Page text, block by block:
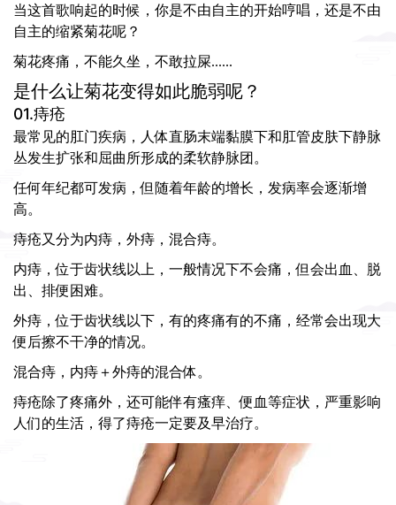
当这首歌响起的时候，你是不由自主的开始哼唱，还是不由
自主的缩紧菊花呢？
菊花疼痛，不能久坐，不敢拉屎......
是什么让菊花变得如此脆弱呢？
01.痔疮
最常见的肛门疾病，人体直肠末端黏膜下和肛管皮肤下静脉
丛发生扩张和屈曲所形成的柔软静脉团。
任何年纪都可发病，但随着年龄的增长，发病率会逐渐增
高。
痔疮又分为内痔，外痔，混合痔。
内痔，位于齿状线以上，一般情况下不会痛，但会出血、脱
出、排便困难。
外痔，位于齿状线以下，有的疼痛有的不痛，经常会出现大
便后擦不干净的情况。
混合痔，内痔＋外痔的混合体。
痔疮除了疼痛外，还可能伴有瘙痒、便血等症状，严重影响
人们的生活，得了痔疮一定要及早治疗。